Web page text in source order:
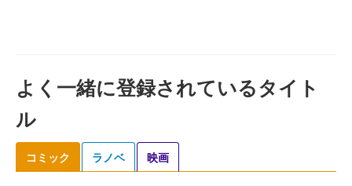
よく一緒に登録されているタイト
ル
コミック ラノベ 映画